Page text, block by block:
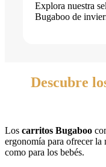
Explora nuestra
Bugaboo de
Descubre
Los carritos Bugaboo
ergonomía para ofrecer la
como para los bebés.